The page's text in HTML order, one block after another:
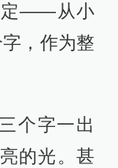
定——从小
，作为整
个字一出
的光。甚